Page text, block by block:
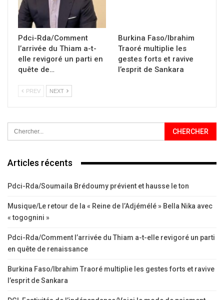
Pdci-Rda/Comment
l’arrivée du Thiam a-t-
elle revigoré un parti en
quête de…
Burkina Faso/Ibrahim
Traoré multiplie les
gestes forts et ravive
l’esprit de Sankara
PREV NEXT
Articles récents
Pdci-Rda/Soumaila Brédoumy prévient et hausse le ton
Musique/Le retour de la « Reine de l’Adjémélé » Bella Nika avec
« togognini »
Pdci-Rda/Comment l’arrivée du Thiam a-t-elle revigoré un parti
en quête de renaissance
Burkina Faso/Ibrahim Traoré multiplie les gestes forts et ravive
l’esprit de Sankara